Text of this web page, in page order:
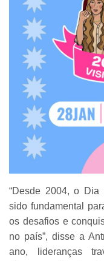
“Desde 2004, o Dia
sido fundamental
os desafios e
no país”, disse a
ano, lideranças